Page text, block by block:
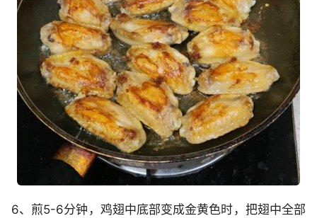
6、煎5-6分钟，鸡翅中底部变成金黄色时，把翅中全部